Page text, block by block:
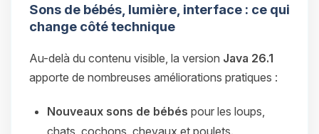
Sons de bébés, lumière, interface : ce qui
change côté technique
Au-delà du contenu visible, la version Java 26.1
apporte de nombreuses améliorations pratiques :
Nouveaux sons de bébés pour les loups,
chats, cochons, chevaux et poulets.